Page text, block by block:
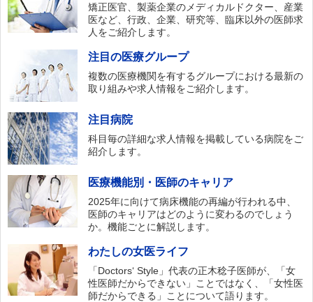
矯正医官、製薬企業のメディカルドクター、産業
医など、行政、企業、研究等、臨床以外の医師求
人をご紹介します。
注目の医療グループ
複数の医療機関を有するグループにおける最新の
取り組みや求人情報をご紹介します。
注目病院
科目毎の詳細な求人情報を掲載している病院をご
紹介します。
医療機能別・医師のキャリア
2025年に向けて病床機能の再編が行われる中、
医師のキャリアはどのように変わるのでしょう
か。機能ごとに解説します。
わたしの女医ライフ
「Doctors‘ Style」代表の正木稔子医師が、「女
性医師だからできない」ことではなく、「女性医
師だからできる」ことについて語ります。